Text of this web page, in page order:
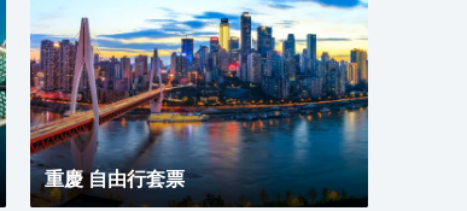
重慶 自由行套票